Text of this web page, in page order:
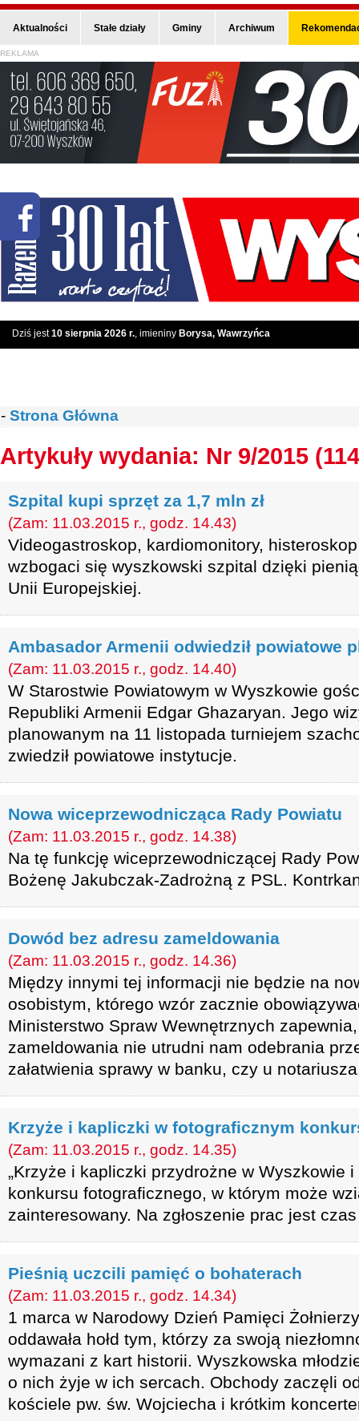
Aktualności Stałe działy Gminy Archiwum
REKLAMA
Dziś jest10 sierpnia 2026 r., imieniny Borysa, Wawrzyńca
- Strona Główna
Artykuły wydania: Nr 9/2015
Szpital kupi sprzęt za 1,7 mln zł
(Zam: 11.03.2015 r., godz. 14.43)
Videogastroskop, kardiomonitory,
wzbogaci się wyszkowski szpital dzięki
Unii Europejskiej.
Ambasador Armenii odwiedził powiatowe
(Zam: 11.03.2015 r., godz. 14.40)
W Starostwie Powiatowym w Wyszkowie
Republiki Armenii Edgar Ghazaryan. Jego
planowanym na 11 listopada turniejem
zwiedził powiatowe instytucje.
Nowa wiceprzewodnicząca Rady Powiatu
(Zam: 11.03.2015 r., godz. 14.38)
Na tę funkcję wiceprzewodniczącej Rady
Bożenę Jakubczak-Zadrożną z PSL.
Dowód bez adresu zameldowania
(Zam: 11.03.2015 r., godz. 14.36)
Między innymi tej informacji nie będzie na
osobistym, którego wzór zacznie
Ministerstwo Spraw Wewnętrznych
zameldowania nie utrudni nam odebrania
załatwienia sprawy w banku, czy u
Krzyże i kapliczki w fotograficznym
(Zam: 11.03.2015 r., godz. 14.35)
„Krzyże i kapliczki przydrożne w Wyszkowie i
konkursu fotograficznego, w którym może
zainteresowany. Na zgłoszenie prac jest
Pieśnią uczcili pamięć o bohaterach
(Zam: 11.03.2015 r., godz. 14.34)
1 marca w Narodowy Dzień Pamięci
oddawała hołd tym, którzy za swoją
wymazani z kart historii. Wyszkowska
o nich żyje w ich sercach. Obchody zaczęli
kościele pw. św. Wojciecha i krótkim